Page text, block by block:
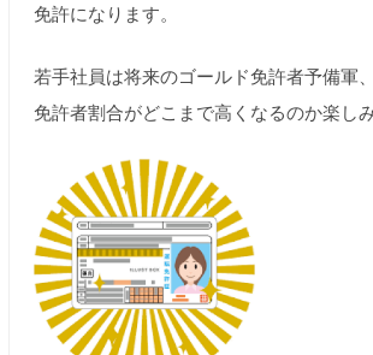
免許になります。
若手社員は将来のゴールド免許者予備軍
免許者割合がどこまで高くなるのか楽しみ